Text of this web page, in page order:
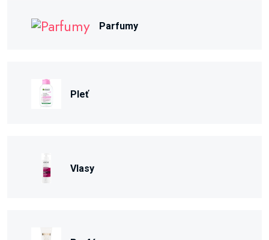
Parfumy
Pleť
Vlasy